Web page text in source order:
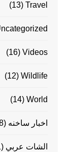
Travel
(13)
Videos
(16)
Wildlife
(12)
World
(14)
اخبار ساخنه (18)
الشات عربي (1)